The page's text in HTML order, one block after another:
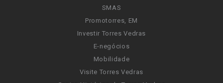
SMAS
Promotorres, EM
Investir Torres Vedras
E-negócios
Mobilidade
Visite Torres Vedras